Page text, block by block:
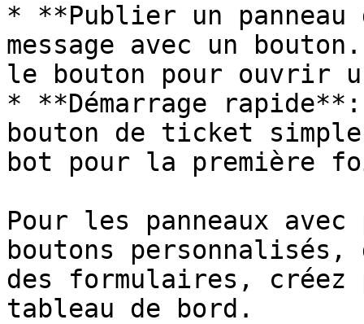
* **Publier un
message avec un
le bouton pour ouvrir
* **Démarrage
bouton de ticket
bot pour la première
Pour les panneaux
boutons
des formulaires, créez
tableau de bord.